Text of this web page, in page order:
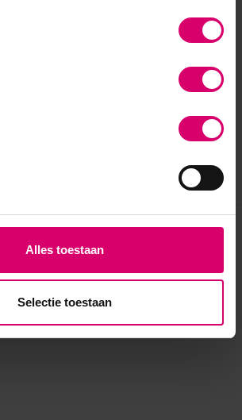
Alles toestaan
Selectie toestaan